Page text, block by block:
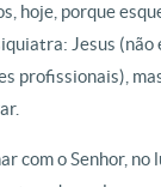
hoje, porque
Jesus (não
profissionais),
com o Senhor, no